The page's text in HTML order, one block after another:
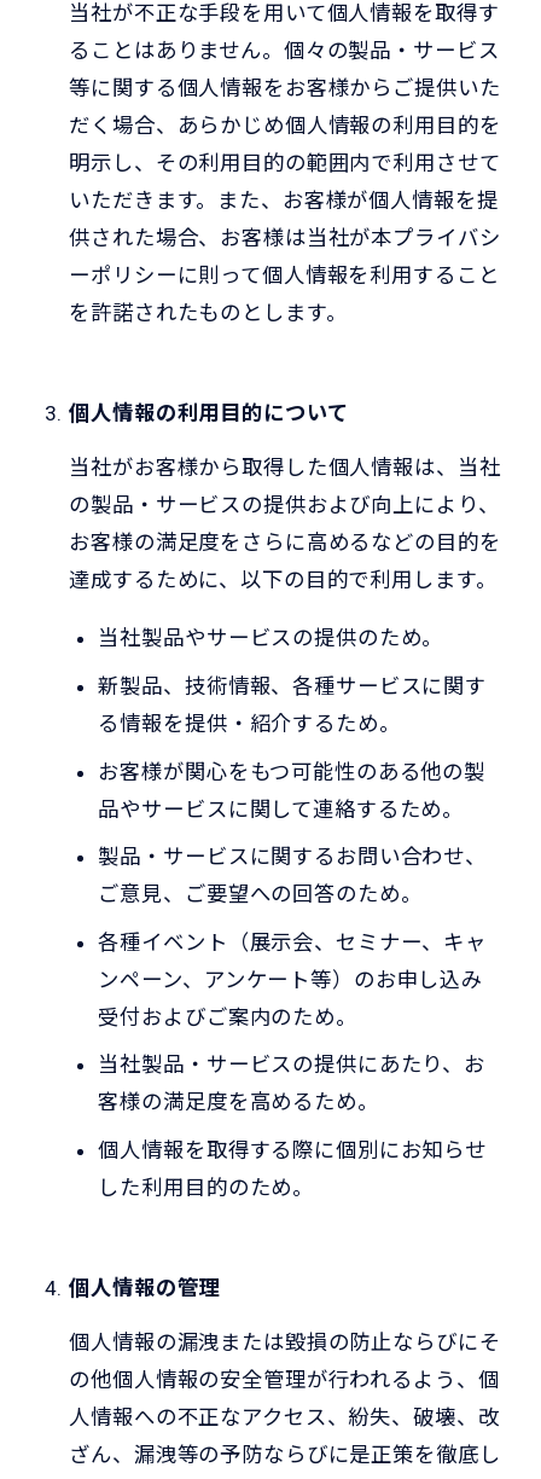
当社が不正な手段を用いて個人情報を取得す
ることはありません。個々の製品・サービス
等に関する個人情報をお客様からご提供いた
だく場合、あらかじめ個人情報の利用目的を
明示し、その利用目的の範囲内で利用させて
いただきます。また、お客様が個人情報を提
供された場合、お客様は当社が本プライバシ
ーポリシーに則って個人情報を利用すること
を許諾されたものとします。
個人情報の利用目的について
当社がお客様から取得した個人情報は、当社
の製品・サービスの提供および向上により、
お客様の満足度をさらに高めるなどの目的を
達成するために、以下の目的で利用します。
当社製品やサービスの提供のため。
新製品、技術情報、各種サービスに関す
る情報を提供・紹介するため。
お客様が関心をもつ可能性のある他の製
品やサービスに関して連絡するため。
製品・サービスに関するお問い合わせ、
ご意見、ご要望への回答のため。
各種イベント（展示会、セミナー、キャ
ンペーン、アンケート等）のお申し込み
受付およびご案内のため。
当社製品・サービスの提供にあたり、お
客様の満足度を高めるため。
個人情報を取得する際に個別にお知らせ
した利用目的のため。
個人情報の管理
個人情報の漏洩または毀損の防止ならびにそ
の他個人情報の安全管理が行われるよう、個
人情報への不正なアクセス、紛失、破壊、改
ざん、漏洩等の予防ならびに是正策を徹底し